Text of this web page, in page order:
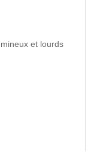
et lourds